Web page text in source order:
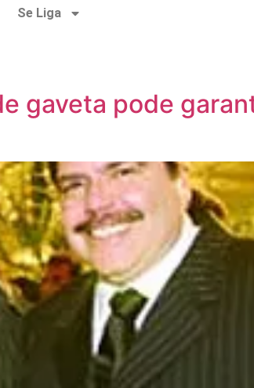
Se Liga
gaveta pode